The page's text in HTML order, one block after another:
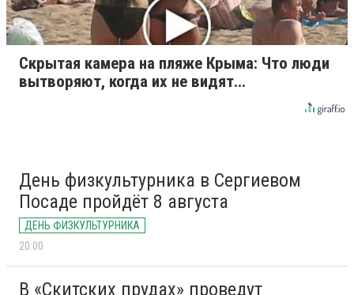
Скрытая камера на пляже Крыма: Что люди
вытворяют, когда их не видят...
День физкультурника в Сергиевом
Посаде пройдёт 8 августа
ДЕНЬ ФИЗКУЛЬТУРНИКА
20:00
В «Скитских прудах» проведут